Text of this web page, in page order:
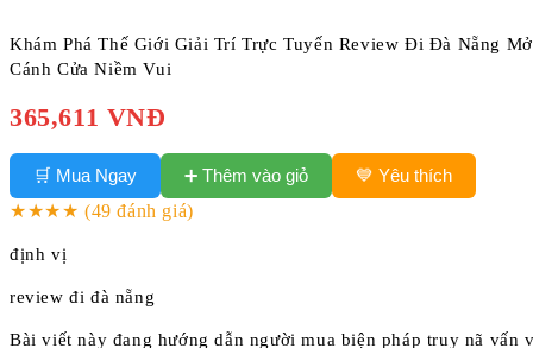
Khám Phá Thế Giới Giải Trí Trực Tuyến Review Đi Đà Nẵng
Cánh Cửa Niềm Vui
365,611 VNĐ
🛒 Mua Ngay ➕ Thêm vào giỏ
💙 Yêu thích
★★★★ (49 đánh giá)
định vị
review đi đà nẵng
Bài viết này đang hướng dẫn người mua biện pháp truy nã vấn